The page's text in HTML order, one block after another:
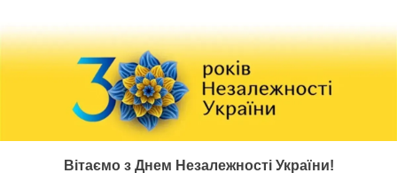
Вітаємо з Днем Незалежності України!